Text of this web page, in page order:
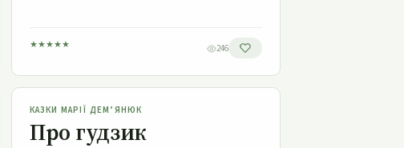
★★★★★ 246
Про гудзик
КАЗКИ МАРІЇ ДЕМ’ЯНЮК
Про гудзик